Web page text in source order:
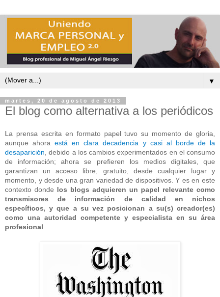
▼
martes, 20 de agosto de 2013
El blog como alternativa a los periódicos
La prensa escrita en formato papel tuvo su momento de gloria,
aunque ahoraestá en clara decadencia y casi al borde de la
desaparición, debido a los cambios experimentados en el consumo
de información; ahora se prefieren los medios digitales, que
garantizan un acceso libre, gratuito, desde cualquier lugar y
momento, y desde una gran variedad de dispositivos. Y es en este
contexto donde los blogs adquieren un papel relevante como
transmisores de información de calidad en nichos
específicos, y que a su vez posicionan a su(s) creador(es)
como una autoridad competente y especialista en su área
profesional.